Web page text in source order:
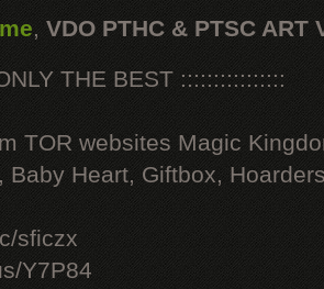
, VDO PTHC & PTSC ART
THE BEST ::::::::::::::::
TOR websites Magic
Baby Heart, Giftbox,
sficzx
Y7P84